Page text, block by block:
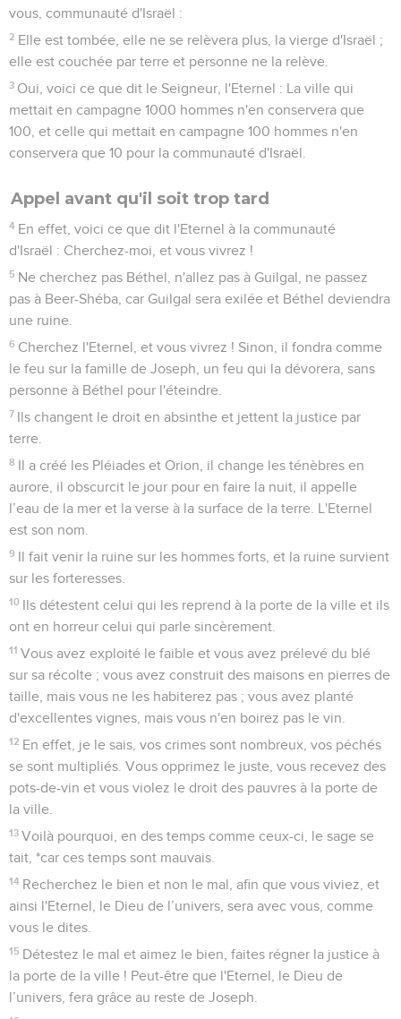
vous, communauté d'Israël :
2 Elle est tombée, elle ne se relèvera plus, la vierge d'Israël ;
elle est couchée par terre et personne ne la relève.
3 Oui, voici ce que dit le Seigneur, l'Eternel : La ville qui
mettait en campagne 1000 hommes n'en conservera que
100, et celle qui mettait en campagne 100 hommes n'en
conservera que 10 pour la communauté d'Israël.
Appel avant qu'il soit trop tard
4 En effet, voici ce que dit l'Eternel à la communauté
d'Israël : Cherchez-moi, et vous vivrez !
5 Ne cherchez pas Béthel, n'allez pas à Guilgal, ne passez
pas à Beer-Shéba, car Guilgal sera exilée et Béthel deviendra
une ruine.
6 Cherchez l'Eternel, et vous vivrez ! Sinon, il fondra comme
le feu sur la famille de Joseph, un feu qui la dévorera, sans
personne à Béthel pour l'éteindre.
7 Ils changent le droit en absinthe et jettent la justice par
terre.
8 Il a créé les Pléiades et Orion, il change les ténèbres en
aurore, il obscurcit le jour pour en faire la nuit, il appelle
l’eau de la mer et la verse à la surface de la terre. L'Eternel
est son nom.
9 Il fait venir la ruine sur les hommes forts, et la ruine survient
sur les forteresses.
10 Ils détestent celui qui les reprend à la porte de la ville et ils
ont en horreur celui qui parle sincèrement.
11 Vous avez exploité le faible et vous avez prélevé du blé
sur sa récolte ; vous avez construit des maisons en pierres de
taille, mais vous ne les habiterez pas ; vous avez planté
d'excellentes vignes, mais vous n'en boirez pas le vin.
12 En effet, je le sais, vos crimes sont nombreux, vos péchés
se sont multipliés. Vous opprimez le juste, vous recevez des
pots-de-vin et vous violez le droit des pauvres à la porte de
la ville.
13 Voilà pourquoi, en des temps comme ceux-ci, le sage se
tait, *car ces temps sont mauvais.
14 Recherchez le bien et non le mal, afin que vous viviez, et
ainsi l'Eternel, le Dieu de l’univers, sera avec vous, comme
vous le dites.
15 Détestez le mal et aimez le bien, faites régner la justice à
la porte de la ville ! Peut-être que l'Eternel, le Dieu de
l’univers, fera grâce au reste de Joseph.